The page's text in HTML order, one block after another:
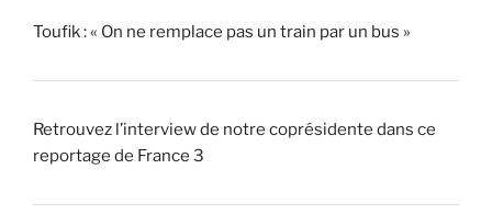
Toufik : « On ne remplace pas un train par un bus »
Retrouvez l’interview de notre coprésidente dans ce
reportage de France 3